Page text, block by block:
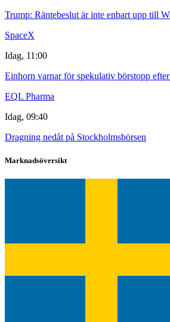
Trump: Räntebeslut är inte enbart upp till
SpaceX
Idag, 11:00
Einhorn varnar för spekulativ börstopp
EQL Pharma
Idag, 09:40
Dragning nedåt på Stockholmsbörsen
Marknadsöversikt